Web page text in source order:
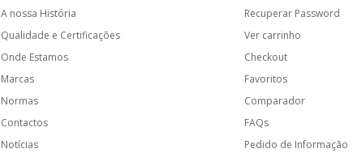
A nossa História
Qualidade e Certificações
Onde Estamos
Marcas
Normas
Contactos
Notícias
Recuperar Password
Ver carrinho
Checkout
Favoritos
Comparador
FAQs
Pedido de Informação